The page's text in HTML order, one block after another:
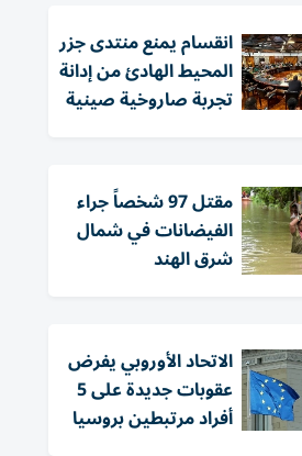
انقسام يمنع منتدى جزر
المحيط الهادئ من إدانة
تجربة صاروخية صينية
مقتل 97 شخصاً جراء
الفيضانات في شمال
شرق الهند
الاتحاد الأوروبي يفرض
عقوبات جديدة على 5
أفراد مرتبطين بروسيا